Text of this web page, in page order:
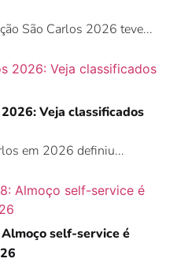
São Carlos 2026 teve...
Veja classificados
em 2026 definiu...
self-service é